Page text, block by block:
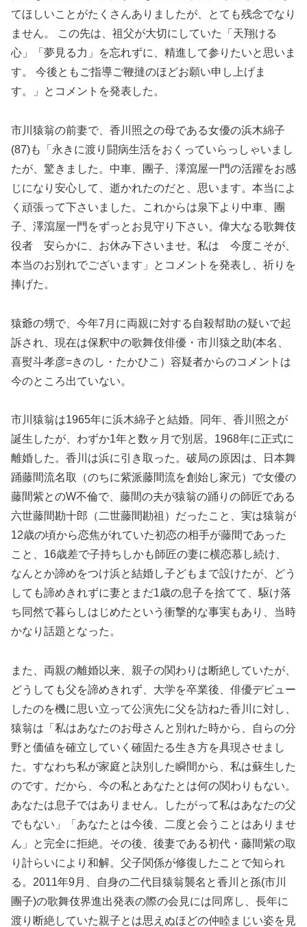
てほしいことがたくさんありましたが、とても残念でなり
ません。 この先は、祖父が大切にしていた「天翔ける
心」「夢見る力」を忘れずに、精進して参りたいと思いま
す。 今後ともご指導ご鞭撻のほどお願い申し上げま
す。」とコメントを発表した。
市川猿翁の前妻で、香川照之の母である女優の浜木綿子
(87)も「永きに渡り闘病生活をおくっていらっしゃいまし
たが、驚きました。中車、團子、澤瀉屋一門の活躍をお感
じになり安心して、逝かれたのだと、思います。本当によ
く頑張って下さいました。これからは泉下より中車、團
子、澤瀉屋一門をずっとお見守り下さい。偉大なる歌舞伎
役者 安らかに、お休み下さいませ。私は 今度こそが、
本当のお別れでございます」とコメントを発表し、祈りを
捧げた。
猿爺の甥で、今年7月に両親に対する自殺幇助の疑いで起
訴され、現在は保釈中の歌舞伎俳優・市川猿之助(本名、
喜熨斗孝彦=きのし・たかひこ）容疑者からのコメントは
今のところ出ていない。
市川猿翁は1965年に浜木綿子と結婚。同年、香川照之が
誕生したが、わずか1年と数ヶ月で別居。1968年に正式に
離婚した。香川は浜に引き取った。破局の原因は、日本舞
踊藤間流名取（のちに紫派藤間流を創始し家元）で女優の
藤間紫とのW不倫で、藤間の夫が猿翁の踊りの師匠である
六世藤間勘十郎（二世藤間勘祖）だったこと、実は猿翁が
12歳の頃から恋焦がれていた初恋の相手が藤間であった
こと、16歳差で子持ちしかも師匠の妻に横恋慕し続け、
なんとか諦めをつけ浜と結婚し子どもまで設けたが、どう
しても諦めきれずに妻とまだ1歳の息子を捨てて、駆け落
ち同然で暮らしはじめたという衝撃的な事実もあり、当時
かなり話題となった。
また、両親の離婚以来、親子の関わりは断絶していたが、
どうしても父を諦めきれず、大学を卒業後、俳優デビュー
したのを機に思い立って公演先に父を訪ねた香川に対し、
猿翁は「私はあなたのお母さんと別れた時から、自らの分
野と価値を確立していく確固たる生き方を具現させまし
た。すなわち私が家庭と訣別した瞬間から、私は蘇生した
のです。だから、今の私とあなたとは何の関わりもない。
あなたは息子ではありません。したがって私はあなたの父
でもない」「あなたとは今後、二度と会うことはありませ
ん」と完全に拒絶。その後、後妻である初代・藤間紫の取
り計らいにより和解。父子関係が修復したことで知られ
る。2011年9月、自身の二代目猿翁襲名と香川と孫(市川
團子)の歌舞伎界進出発表の際の会見には同席し、長年に
渡り断絶していた親子とは思えぬほどの仲睦まじい姿を見